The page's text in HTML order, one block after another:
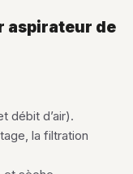
aspirateur de
débit d’air).
la filtration